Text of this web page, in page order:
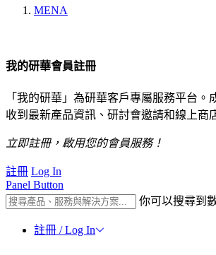
MENA
我的研華會員註冊
「我的研華」為研華客戶專屬服務平台。
收到最新產品資訊、研討會邀請和線上商
立即註冊，啟用您的會員服務！
註冊 Log In
Panel Button
你可以搜尋到
註冊 / Log In